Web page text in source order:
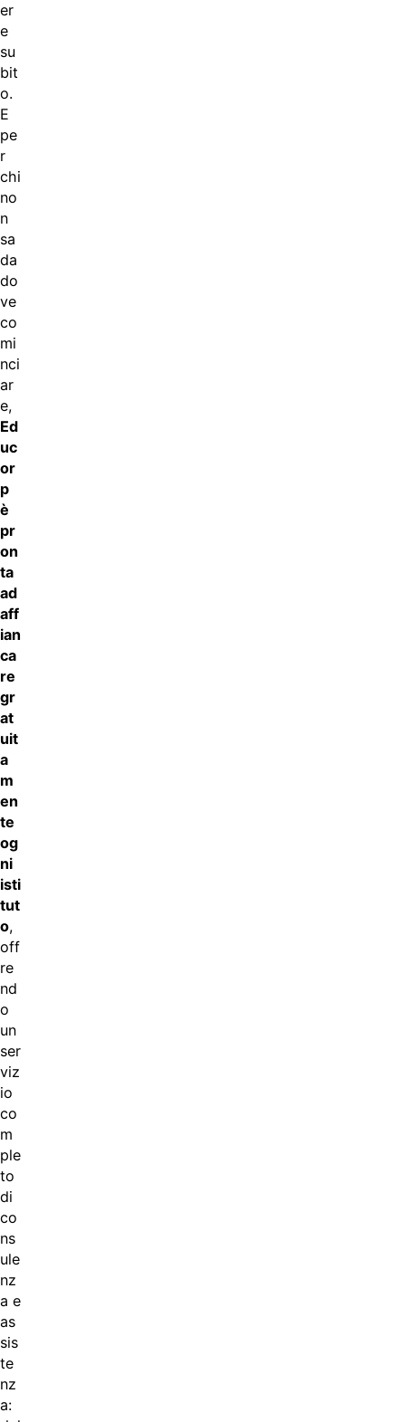
er
e
su
bit
o.
E
pe
r
chi
no
n
sa
da
do
ve
co
mi
nci
ar
e,
Ed
uc
or
p
è
pr
on
ta
ad
aff
ian
ca
re
gr
at
uit
a
m
en
te
og
ni
isti
tut
o,
off
re
nd
o
un
ser
viz
io
co
m
ple
to
di
co
ns
ule
nz
a e
as
sis
te
nz
a: